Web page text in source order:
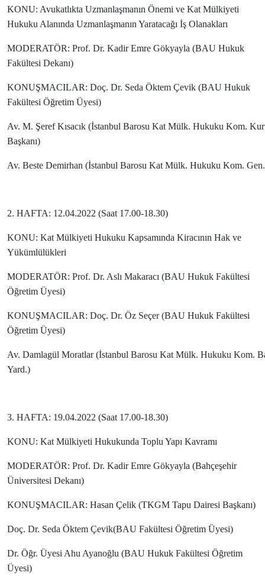
KONU: Avukatlıkta Uzmanlaşmanın Önemi ve Kat Mülkiyeti
Hukuku Alanında Uzmanlaşmanın Yaratacağı İş Olanakları
MODERATÖR: Prof. Dr. Kadir Emre Gökyayla (BAU Hukuk
Fakültesi Dekanı)
KONUŞMACILAR: Doç. Dr. Seda Öktem Çevik (BAU Hukuk
Fakültesi Öğretim Üyesi)
Av. M. Şeref Kısacık (İstanbul Barosu Kat Mülk. Hukuku Kom.
Başkanı)
Av. Beste Demirhan (İstanbul Barosu Kat Mülk. Hukuku Kom.
2. HAFTA: 12.04.2022 (Saat 17.00-18.30)
KONU: Kat Mülkiyeti Hukuku Kapsamında Kiracının Hak ve
Yükümlülükleri
MODERATÖR: Prof. Dr. Aslı Makaracı (BAU Hukuk Fakültesi
Öğretim Üyesi)
KONUŞMACILAR: Doç. Dr. Öz Seçer (BAU Hukuk Fakültesi
Öğretim Üyesi)
Av. Damlagül Moratlar (İstanbul Barosu Kat Mülk. Hukuku Kom.
Yard.)
3. HAFTA: 19.04.2022 (Saat 17.00-18.30)
KONU: Kat Mülkiyeti Hukukunda Toplu Yapı Kavramı
MODERATÖR: Prof. Dr. Kadir Emre Gökyayla (Bahçeşehir
Üniversitesi Dekanı)
KONUŞMACILAR: Hasan Çelik (TKGM Tapu Dairesi Başkanı)
Doç. Dr. Seda Öktem Çevik(BAU Fakültesi Öğretim Üyesi)
Dr. Öğr. Üyesi Ahu Ayanoğlu (BAU Hukuk Fakültesi Öğretim
Üyesi)